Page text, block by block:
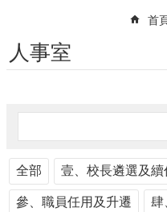
首
頁
首
大
校
訊
首
人事室
全部 壹、校長遴選及續
參、職員任用及升遷 肆